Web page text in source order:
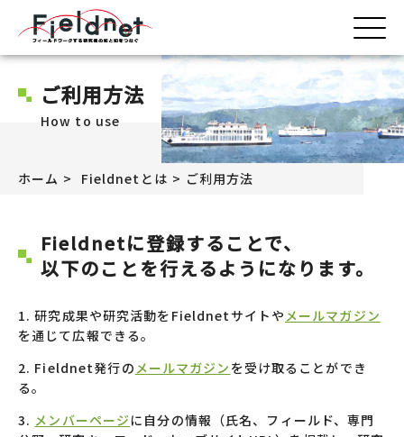
ご利用方法
How to use
ホーム Fieldnetとは ご利用方法
Fieldnetに登録することで、
以下のことを行えるようになります。
研究成果や研究活動をFieldnetサイトやメールマガジン
を通じて広報できる。
Fieldnet発行のメールマガジン を受け取ることができ
る。
メンバーページに自分の情報（氏名、フィールド、専門